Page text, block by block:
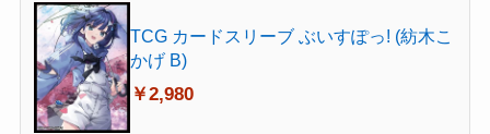
TCG カードスリーブ ぶいすぽっ! (紡木こ
かげ B)
￥2,980